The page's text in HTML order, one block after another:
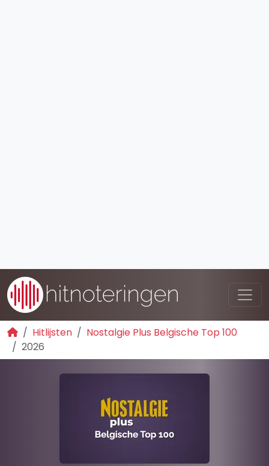
Hitlijsten
Nostalgie Plus Belgische Top 100
2026